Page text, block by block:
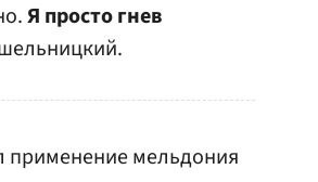
Я просто гнев
применение мельдония